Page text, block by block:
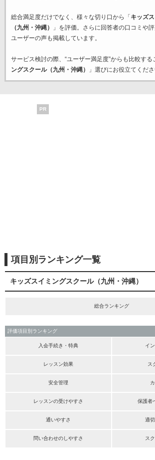
総合満足度だけでなく、様々な切り口から「 キッズ
（九州・沖縄）
」を評価。さらに回答者の口コミや
ユーザーの声も掲載しています。
サービス検討の際、“ユーザー満足度”からも比較する
ングスクール（九州・沖縄）
」選びにお役立てくださ
PR
項目別ランキング一覧
キッズスイミングスクール（九州・沖縄）
総合ランキング
評価項目別ランキング
入会手続き・特典 イ
レッスン効果 ス
安全管理
レッスンの受けやすさ 保護者
通いやすさ 適
問い合わせのしやすさ ス